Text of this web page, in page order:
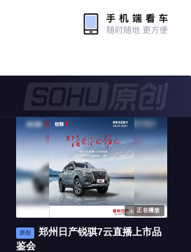
正在播放
原创
郑州日产锐骐7云直播上市品
鉴会